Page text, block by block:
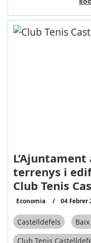
terrenys i
Club Tenis
Economia 04 Febrer
Castelldefels
Club Tenis